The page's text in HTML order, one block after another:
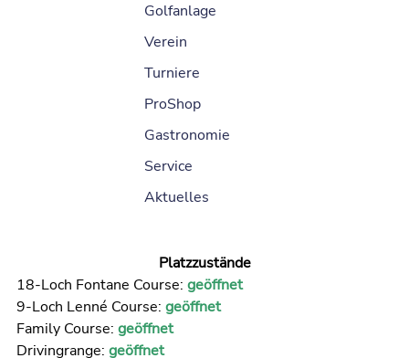
Golfanlage
Verein
Turniere
ProShop
Gastronomie
Service
Aktuelles
Platzzustände
18-Loch Fontane Course: geöffnet
9-Loch Lenné Course: geöffnet
Family Course: geöffnet
Drivingrange: geöffnet